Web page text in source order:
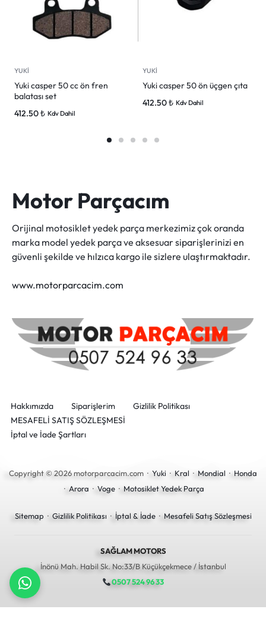
YUKİ
Yuki casper 50 cc ön fren
balatası set
412.50₺ Kdv Dahil
YUKİ
Yuki casper 50 ön üçgen çıta
412.50₺ Kdv Dahil
Motor Parçacım
Orijinal motosiklet yedek parça merkezimiz çok oranda
marka model yedek parça ve aksesuar siparişlerinizi en
güvenli şekilde ve hılzıca kargo ile sizlere ulaştırmaktadır.
www.motorparcacim.com
Hakkımızda Siparişlerim
Gizlilik Politikası
MESAFELİ SATIŞ SÖZLEŞMESİ
İptal ve İade Şartları
Copyright © 2026 motorparcacim.com · Yuki · Kral · Mondial · Honda
· Arora · Voge· Motosiklet Yedek Parça
Sitemap · Gizlilik Politikası · İptal & İade· Mesafeli Satış Sözleşmesi
SAĞLAM MOTORS
İnönü Mah. Habil Sk. No:33/B Küçükçekmece / İstanbul
0507 524 96 33